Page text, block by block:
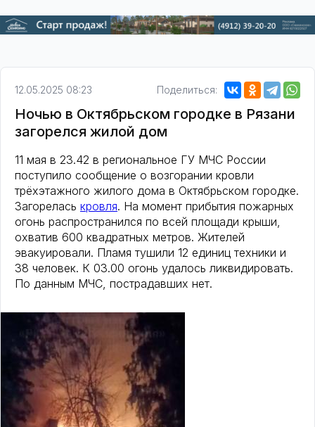
12.05.2025 08:23 Поделиться:
Ночью в Октябрьском городке в Рязани
загорелся жилой дом
11 мая в 23.42 в региональное ГУ МЧС России
поступило сообщение о возгорании кровли
трёхэтажного жилого дома в Октябрьском городке.
Загорелась кровля. На момент прибытия пожарных
огонь распространился по всей площади крыши,
охватив 600 квадратных метров. Жителей
эвакуировали. Пламя тушили 12 единиц техники и
38 человек. К 03.00 огонь удалось ликвидировать.
По данным МЧС, пострадавших нет.